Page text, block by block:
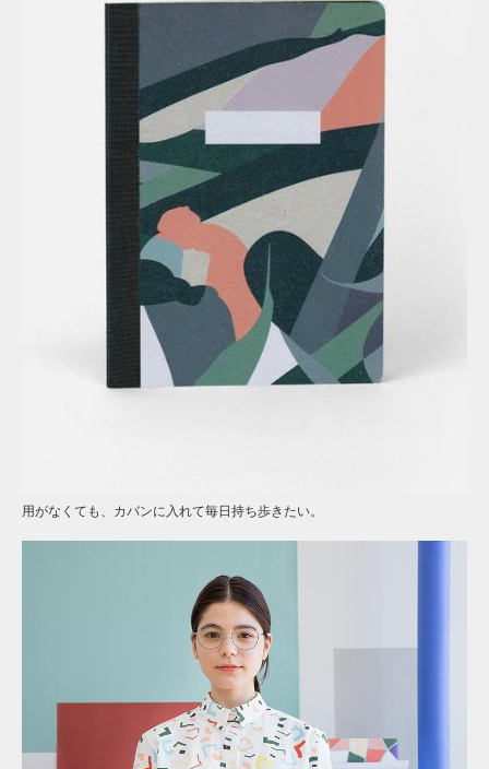
用がなくても、カバンに入れて毎日持ち歩きたい。